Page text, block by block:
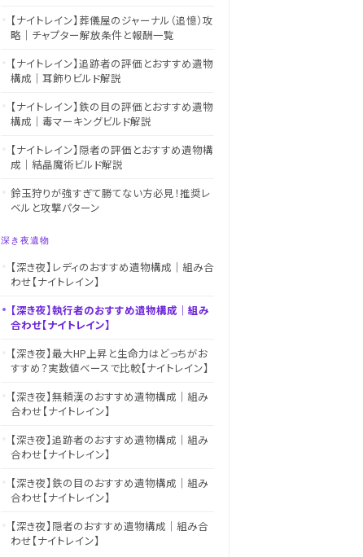
【ナイトレイン】葬儀屋のジャーナル（追憶）攻
略｜チャプター解放条件と報酬一覧
【ナイトレイン】追跡者の評価とおすすめ遺物
構成｜耳飾りビルド解説
【ナイトレイン】鉄の目の評価とおすすめ遺物
構成｜毒マーキングビルド解説
【ナイトレイン】隠者の評価とおすすめ遺物構
成｜結晶魔術ビルド解説
鈴玉狩りが強すぎて勝てない方必見！推奨レ
ベルと攻撃パターン
深き夜遺物
【深き夜】レディのおすすめ遺物構成｜組み合
わせ【ナイトレイン】
【深き夜】執行者のおすすめ遺物構成｜組み
合わせ【ナイトレイン】
【深き夜】最大HP上昇と生命力はどっちがお
すすめ？実数値ベースで比較【ナイトレイン】
【深き夜】無頼漢のおすすめ遺物構成｜組み
合わせ【ナイトレイン】
【深き夜】追跡者のおすすめ遺物構成｜組み
合わせ【ナイトレイン】
【深き夜】鉄の目のおすすめ遺物構成｜組み
合わせ【ナイトレイン】
【深き夜】隠者のおすすめ遺物構成｜組み合
わせ【ナイトレイン】